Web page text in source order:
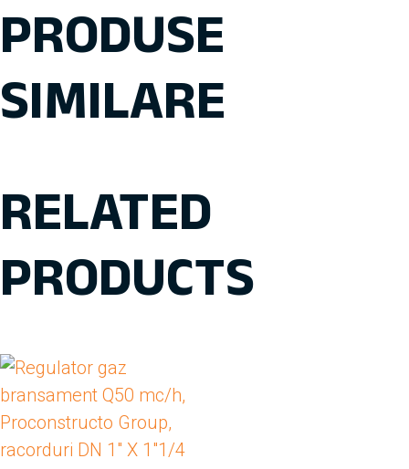
PRODUSE
SIMILARE
RELATED
PRODUCTS